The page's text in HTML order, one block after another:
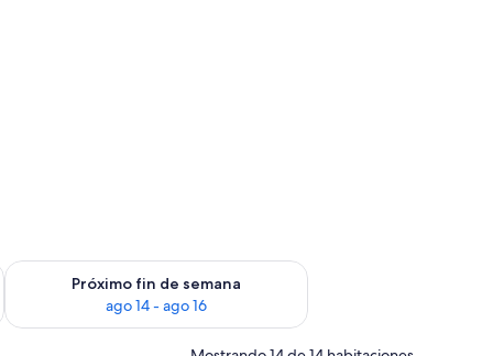
semana ago 7 - ago 9
Próximo fin de semana
ago 14 - ago 16
Consulta la disponibilidad para el próximo fin de semana ago